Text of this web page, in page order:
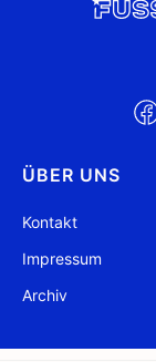
ÜBER UNS
Kontakt
Impressum
Archiv